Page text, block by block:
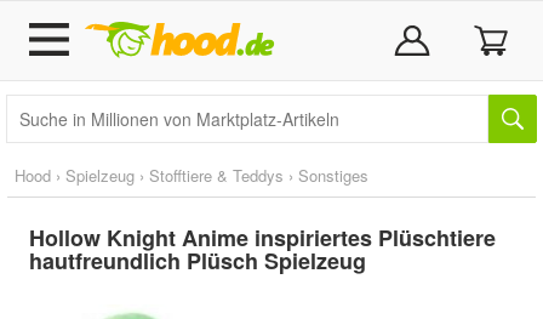
Hood › Spielzeug › Stofftiere & Teddys › Sonstiges
Hollow Knight Anime inspiriertes Plüschtiere
hautfreundlich Plüsch Spielzeug